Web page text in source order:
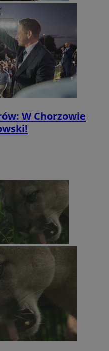
W Chorzowie